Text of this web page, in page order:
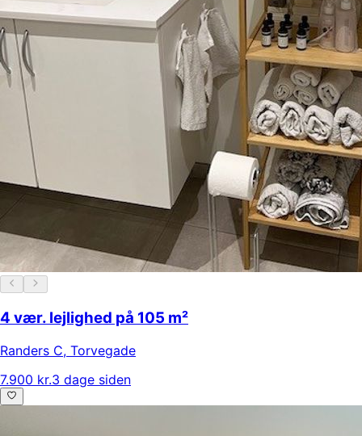
4 vær. lejlighed på 105 m²
Randers C, Torvegade
7.900 kr.3 dage siden